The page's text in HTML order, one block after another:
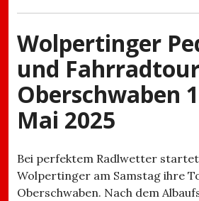
Wolpertinger
und
Oberschwaben
Mai 2025
Bei perfektem Radlwetter
Wolpertinger am Samstag ihre
Oberschwaben. Nach dem